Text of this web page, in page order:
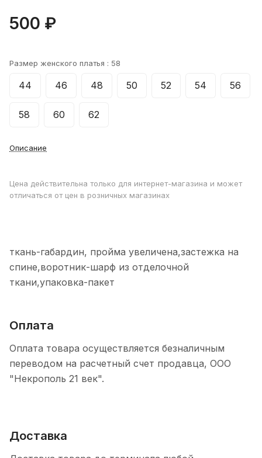
500 ₽
Размер женского платья : 58
44 46 48 50 52 54 56
58 60 62
Описание
Цена действительна только для интернет-магазина и может
отличаться от цен в розничных магазинах
ткань-габардин, пройма увеличена,застежка на
спине,воротник-шарф из отделочной
ткани,упаковка-пакет
Оплата
Оплата товара осуществляется безналичным
переводом на расчетный счет продавца, ООО
"Некрополь 21 век".
Доставка